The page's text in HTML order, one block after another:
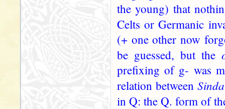
the young) that
Celts or Germanic
(+ one other now
be guessed, but the
prefixing of g- was
relation between
in Q: the Q. form of